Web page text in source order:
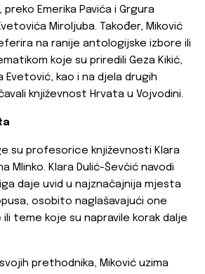
preko Emerika Pavića i Grgura
Miroljuba. Također, Miković
na ranije antologijske izbore ili
koje su priredili Geza Kikić,
Evetović, kao i na djela drugih
književnost Hrvata u Vojvodini.
su profesorice književnosti Klara
Mlinko. Klara Dulić-Ševčić navodi
daje uvid u najznačajnija mjesta
osobito naglašavajući one
teme koje su napravile korak dalje
prethodnika, Miković uzima